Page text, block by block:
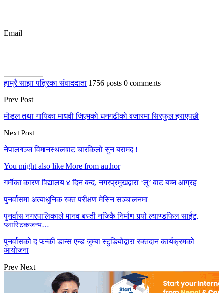
Email
हाम्रै साझा पत्रिका संवाददाता 1756 posts 0 comments
Prev Post
मोडल तथा गायिका माधवी जिएमको धनगढीको बजारमा सिरफुल हराएपछी
Next Post
नेपालगञ्ज विमानस्थलबाट चारकिलो सुन बरामद !
You might also like More from author
गर्मीका कारण विद्यालय ४ दिन बन्द, नगरप्रमुखद्वारा ‘लु’ बाट बच्न आग्रह
पुनर्वासमा अत्याधुनिक रक्त परीक्षण मेसिन सञ्चालनमा
पुनर्वास नगरपालिकाले मानव बस्ती नजिकै निर्माण गर्‍यो ल्याण्डफिल साईट,
प्लास्टिकजन्य…
पुनर्वासको द फन्की डान्स एन्ड जुम्बा स्टुडियोद्वारा रक्तदान कार्यक्रमको
आयोजना
Prev Next